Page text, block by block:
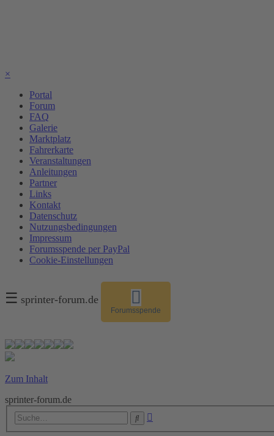
×
Portal
Forum
FAQ
Galerie
Marktplatz
Fahrerkarte
Veranstaltungen
Anleitungen
Partner
Links
Kontakt
Datenschutz
Nutzungsbedingungen
Impressum
Forumsspende per PayPal
Cookie-Einstellungen
☰ sprinter-forum.de
Forumsspende
Zum Inhalt
sprinter-forum.de
Suche